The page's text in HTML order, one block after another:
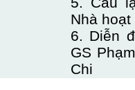
Nhà
6. Diễn
GS
Chi